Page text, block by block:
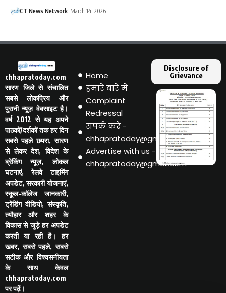
CT News Network March 14, 2026
chhapratoday.com
सारण जिले से संचालित
सबसे लोकप्रिय और
पुरानी न्यूज़ वेबसाइट है।
वर्ष 2012 से यह अपने
पाठकों/दर्शकों तक हर दिन
सबसे पहले छपरा, सारण
से लेकर देश, विदेश के
ब्रेकिंग न्यूज़, लोकल
घटनाएं, रेलवे टाइमिंग
अपडेट, सरकारी योजनाएं,
स्कूल-कॉलेज जानकारी,
ट्रेंडिंग वीडियो, संस्कृति,
त्यौहार और शहर के
विकास से जुड़े हर अपडेट
करती या रही है। हर
खबर, सबसे पहले, सबसे
सटीक और विश्वसनीयता
के साथ केवल
chhapratoday.com
पर पढ़ें।
Home
हमारे बारे मे
Complaint
Redressal
संपर्क करें -
chhapratoday@gmail.com
Advertise with us -
chhapratoday@gmail.com
Disclosure of
Grievance